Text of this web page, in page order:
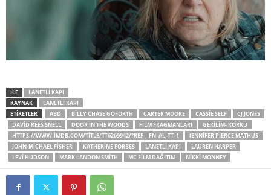
İLE
LANETLI KAPI
KAYNAK
LANETLI KAPI
ETİKETLER
ABD BILLY CHASE GOFORTH CARTER MOORE CASSIE SELF
CJ JONES
DAVID REES SNELL
DOOR IN THE WOODS FILM FRAGMANLARI
GERILIM- KORKU
HTTPS://WWW.IMDB.COM/TITLE/TT6269942/?REF_=FN_AL_TT_1
JENNIFER PIERCE MATHUS
JOHN-MICHAEL FISHER
KATHERINE FORBES LANETLI KAPI
LAUREN HARPER
LEVI HUDSON
MARK LANDON SMITH MC FILM DAĞITIM NIKKI MONNEY